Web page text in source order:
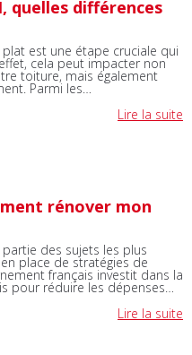
quelles différences
est une étape cruciale qui
cela peut impacter non
toiture, mais également
Parmi les…
Lire la suite
rénover mon
des sujets les plus
place de stratégies de
français investit dans la
pour réduire les dépenses…
Lire la suite